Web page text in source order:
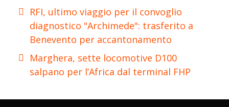
RFI, ultimo viaggio per il convoglio
diagnostico "Archimede": trasferito a
Benevento per accantonamento
Marghera, sette locomotive D100
salpano per l’Africa dal terminal FHP